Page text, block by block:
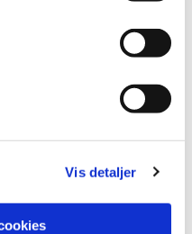
Vis detaljer
kunne